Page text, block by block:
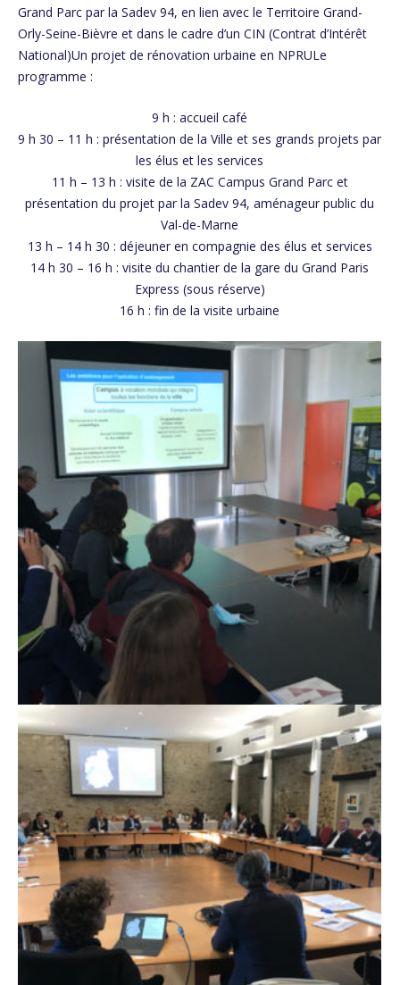
Grand Parc par la Sadev 94, en lien avec le Territoire Grand-
Orly-Seine-Bièvre et dans le cadre d’un CIN (Contrat d’Intérêt
National)Un projet de rénovation urbaine en NPRULe
programme :
9 h : accueil café
9 h 30 – 11 h : présentation de la Ville et ses grands projets par
les élus et les services
11 h – 13 h : visite de la ZAC Campus Grand Parc et
présentation du projet par la Sadev 94, aménageur public du
Val-de-Marne
13 h – 14 h 30 : déjeuner en compagnie des élus et services
14 h 30 – 16 h : visite du chantier de la gare du Grand Paris
Express (sous réserve)
16 h : fin de la visite urbaine